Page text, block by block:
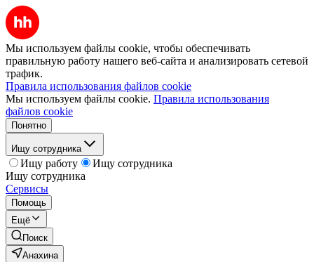
Мы используем файлы cookie, чтобы обеспечивать
правильную работу нашего веб-сайта и анализировать сетевой
трафик.
Правила использования файлов cookie
Мы используем файлы cookie. Правила использования
файлов cookie
Понятно
Ищу сотрудника
Ищу работу
Ищу сотрудника
Ищу сотрудника
Сервисы
Помощь
Ещё
Поиск
Анахина